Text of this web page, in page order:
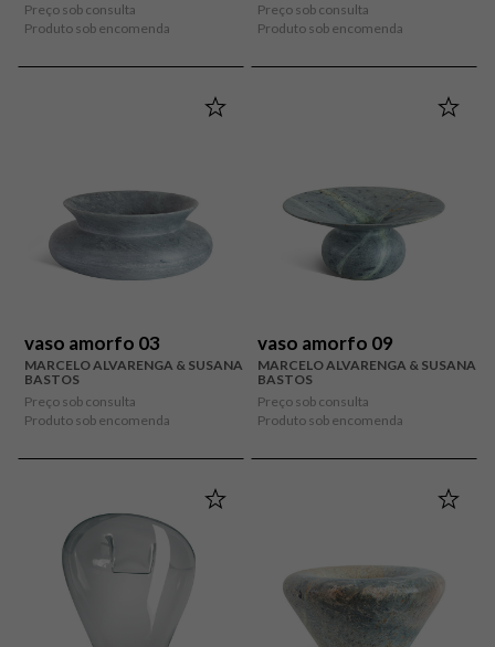
Preço sob consulta
Produto sob encomenda
Preço sob consulta
Produto sob encomenda
vaso amorfo 03
MARCELO ALVARENGA & SUSANA
BASTOS
Preço sob consulta
Produto sob encomenda
vaso amorfo 09
MARCELO ALVARENGA & SUSANA
BASTOS
Preço sob consulta
Produto sob encomenda